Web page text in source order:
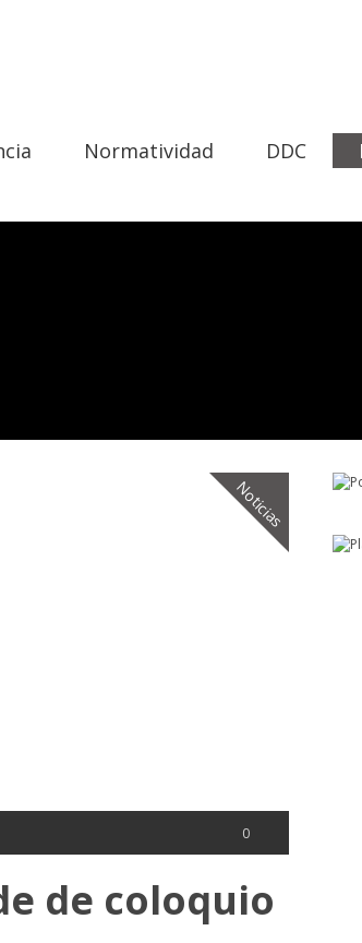
Normatividad DDC
Noticias
0
de coloquio